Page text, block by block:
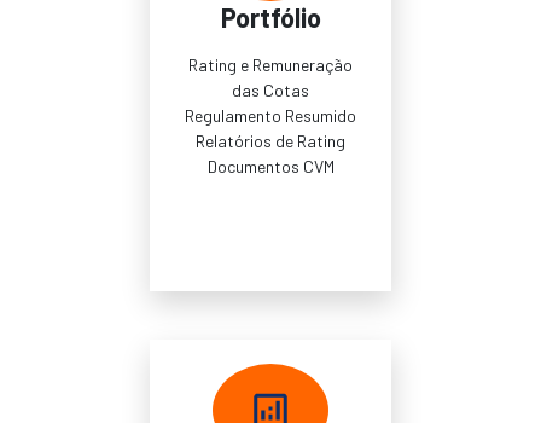
Portfólio
Rating e Remuneração
das Cotas
Regulamento Resumido
Relatórios de Rating
Documentos CVM